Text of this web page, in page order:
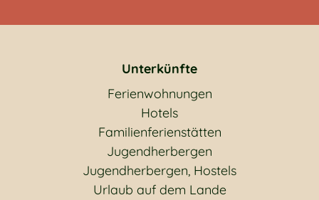
Unterkünfte
Ferienwohnungen
Hotels
Familienferienstätten
Jugendherbergen
Jugendherbergen, Hostels
Urlaub auf dem Lande